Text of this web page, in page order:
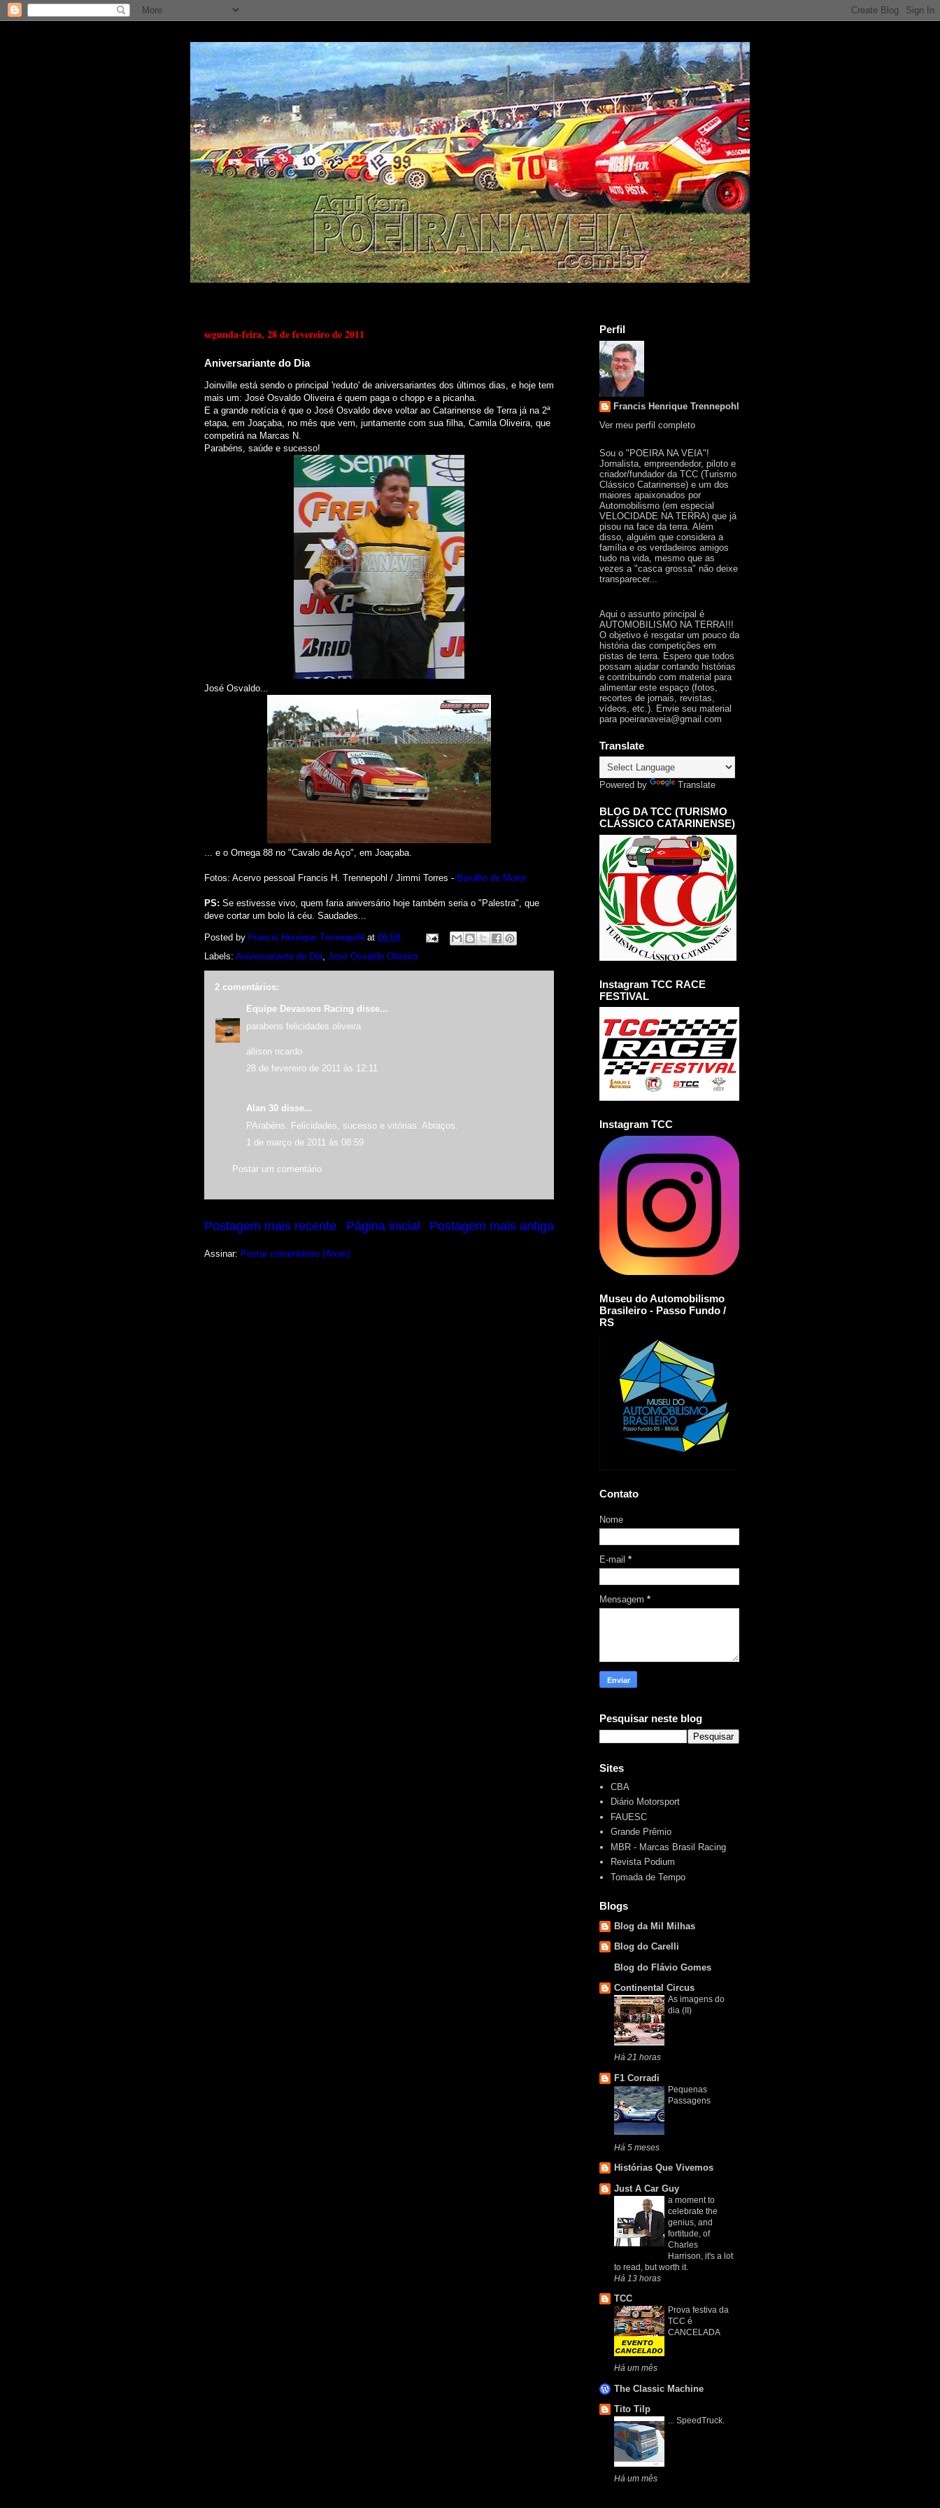
segunda-feira, 28 de fevereiro de 2011
Aniversariante do Dia
Joinville está sendo o principal 'reduto' de aniversariantes dos últimos dias, e hoje tem
mais um: José Osvaldo Oliveira é quem paga o chopp e a picanha.
E a grande notícia é que o José Osvaldo deve voltar ao Catarinense de Terra já na 2ª
etapa, em Joaçaba, no mês que vem, juntamente com sua filha, Camila Oliveira, que
competirá na Marcas N.
Parabéns, saúde e sucesso!
José Osvaldo...
... e o Omega 88 no "Cavalo de Aço", em Joaçaba.
Fotos: Acervo pessoal Francis H. Trennepohl / Jimmi Torres - Barulho de Motor
PS: Se estivesse vivo, quem faria aniversário hoje também seria o "Palestra", que
deve cortar um bolo lá céu. Saudades...
Posted by Francis Henrique Trennepohl at 06:59
Labels: Aniversariante do Dia, José Osvaldo Oliveira
2 comentários:
Equipe Devassos Racing disse...
parabens felicidades oliveira
allison ricardo
28 de fevereiro de 2011 às 12:11
Alan 30 disse...
PArabéns. Felicidades, sucesso e vitórias. Abraços.
1 de março de 2011 às 08:59
Postar um comentário
Postagem mais recente Postagem mais antiga
Página inicial
Assinar: Postar comentários (Atom)
Perfil
Francis Henrique Trennepohl
Ver meu perfil completo
Sou o "POEIRA NA VEIA"!
Jornalista, empreendedor, piloto e
criador/fundador da TCC (Turismo
Clássico Catarinense) e um dos
maiores apaixonados por
Automobilismo (em especial
VELOCIDADE NA TERRA) que já
pisou na face da terra. Além
disso, alguém que considera a
família e os verdadeiros amigos
tudo na vida, mesmo que as
vezes a "casca grossa" não deixe
transparecer...
Aqui o assunto principal é
AUTOMOBILISMO NA TERRA!!!
O objetivo é resgatar um pouco da
história das competições em
pistas de terra. Espero que todos
possam ajudar contando histórias
e contribuindo com material para
alimentar este espaço (fotos,
recortes de jornais, revistas,
vídeos, etc.). Envie seu material
para poeiranaveia@gmail.com
Translate
Powered by Translate
BLOG DA TCC (TURISMO
CLÁSSICO CATARINENSE)
Instagram TCC RACE
FESTIVAL
Instagram TCC
Museu do Automobilismo
Brasileiro - Passo Fundo /
RS
Contato
Nome
E-mail *
Mensagem *
Pesquisar neste blog
Sites
CBA
Diário Motorsport
FAUESC
Grande Prêmio
MBR - Marcas Brasil Racing
Revista Podium
Tomada de Tempo
Blogs
Blog da Mil Milhas
Blog do Carelli
Blog do Flávio Gomes
Continental Circus
As imagens do
dia (II)
Há 21 horas
F1 Corradi
Pequenas
Passagens
Há 5 meses
Histórias Que Vivemos
Just A Car Guy
a moment to
celebrate the
genius, and
fortitude, of
Charles
Harrison, it's a lot
to read, but worth it.
Há 13 horas
TCC
Prova festiva da
TCC é
CANCELADA
Há um mês
The Classic Machine
Tito Tilp
... SpeedTruck.
Há um mês